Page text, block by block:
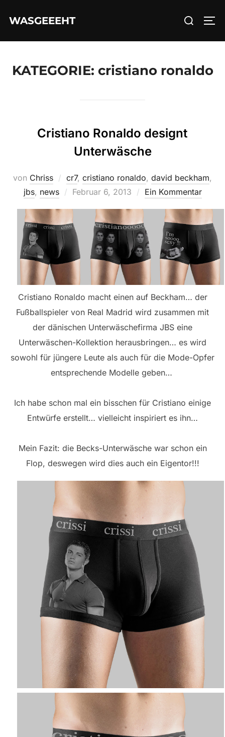
InhaltWASGEEEHT
Suchen
KATEGORIE: cristiano ronaldo
Cristiano Ronaldo designt
Unterwäsche
von Chriss cr7, cristiano ronaldo, david beckham,
jbs, news
Veröffentlicht
Februar 6, 2013 Ein Kommentar
Cristiano Ronaldo macht einen auf Beckham… der
Fußballspieler von Real Madrid wird zusammen mit
der dänischen Unterwäschefirma JBS eine
Unterwäschen-Kollektion herausbringen… es wird
sowohl für jüngere Leute als auch für die Mode-Opfer
entsprechende Modelle geben…
Ich habe schon mal ein bisschen für Cristiano einige
Entwürfe erstellt… vielleicht inspiriert es ihn…
Mein Fazit: die Becks-Unterwäsche war schon ein
Flop, deswegen wird dies auch ein Eigentor!!!